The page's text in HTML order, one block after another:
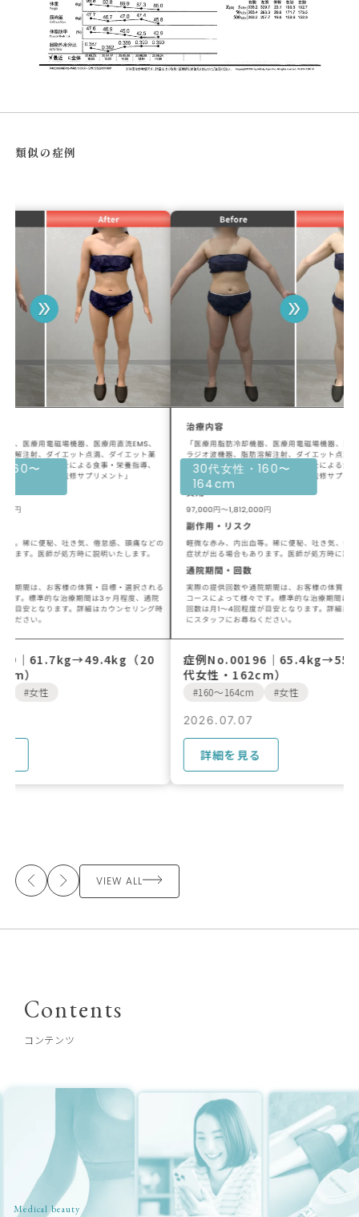
類似の症例
30代女性・160〜
164cm
症例No.00196｜65.4kg→55.1kg（30
代女性・162cm）
160〜164cm
30代女性・
164cm
症例
代女性・
160〜164cm
VIEW ALL
Contents
コンテンツ
beauty